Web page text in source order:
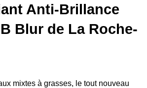
Anti-Brillance
Blur de La Roche-
mixtes à grasses, le tout nouveau